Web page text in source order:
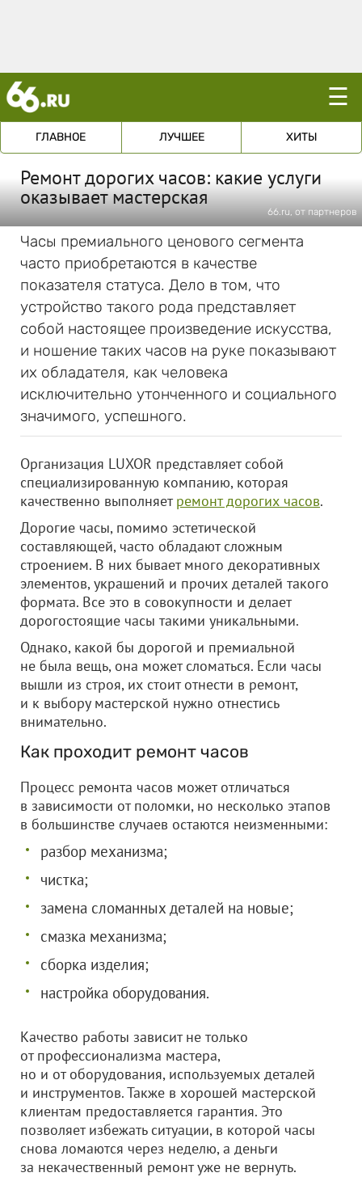
☰
ГЛАВНОЕ ЛУЧШЕЕ ХИТЫ
Ремонт дорогих часов: какие услуги
оказывает мастерская
66.ru, от партнеров
Часы премиального ценового сегмента
часто приобретаются в качестве
показателя статуса. Дело в том, что
устройство такого рода представляет
собой настоящее произведение искусства,
и ношение таких часов на руке показывают
их обладателя, как человека
исключительно утонченного и социального
значимого, успешного.
Организация LUXOR представляет собой
специализированную компанию, которая
качественно выполняетремонт дорогих часов.
Дорогие часы, помимо эстетической
составляющей, часто обладают сложным
строением. В них бывает много декоративных
элементов, украшений и прочих деталей такого
формата. Все это в совокупности и делает
дорогостоящие часы такими уникальными.
Однако, какой бы дорогой и премиальной
не была вещь, она может сломаться. Если часы
вышли из строя, их стоит отнести в ремонт,
и к выбору мастерской нужно отнестись
внимательно.
Как проходит ремонт часов
Процесс ремонта часов может отличаться
в зависимости от поломки, но несколько этапов
в большинстве случаев остаются неизменными:
разбор механизма;
чистка;
замена сломанных деталей на новые;
смазка механизма;
сборка изделия;
настройка оборудования.
Качество работы зависит не только
от профессионализма мастера,
но и от оборудования, используемых деталей
и инструментов. Также в хорошей мастерской
клиентам предоставляется гарантия. Это
позволяет избежать ситуации, в которой часы
снова ломаются через неделю, а деньги
за некачественный ремонт уже не вернуть.